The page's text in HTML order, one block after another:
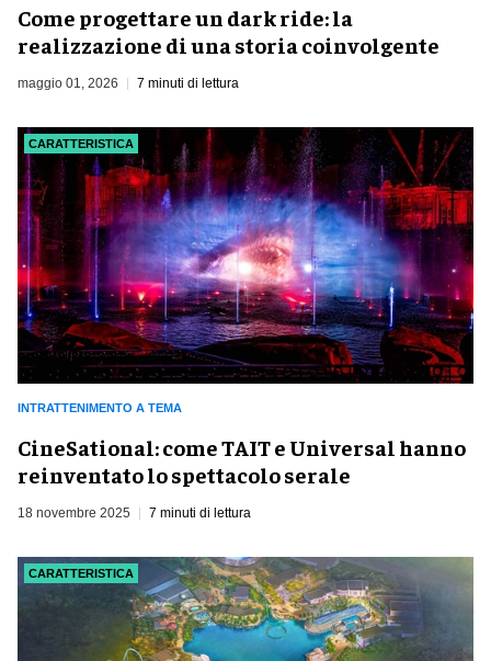
Come progettare un dark ride: la
realizzazione di una storia coinvolgente
maggio 01, 2026 7 minuti di lettura
INTRATTENIMENTO A TEMA
CARATTERISTICA
CineSational: come TAIT e Universal hanno
reinventato lo spettacolo serale
18 novembre 2025 7 minuti di lettura
CARATTERISTICA